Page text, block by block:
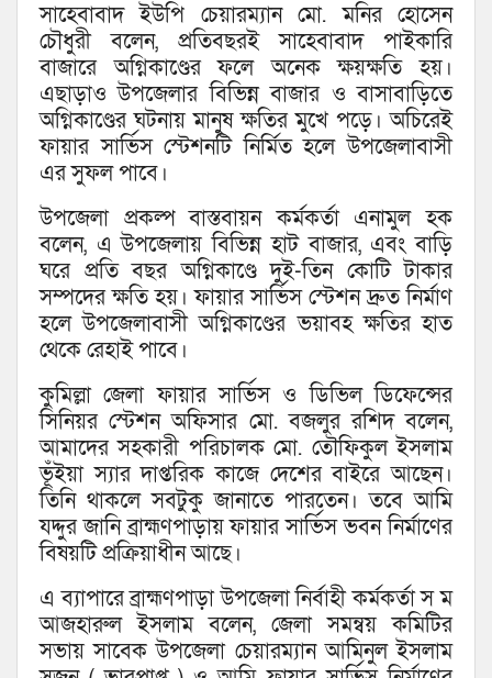
সাহেবাবাদ ইউপি চেয়ারম্যান মো. মনির হোসেন
চৌধুরী বলেন, প্রতিবছরই সাহেবাবাদ পাইকারি
বাজারে অগ্নিকাণ্ডের ফলে অনেক ক্ষয়ক্ষতি হয়।
এছাড়াও উপজেলার বিভিন্ন বাজার ও বাসাবাড়িতে
অগ্নিকাণ্ডের ঘটনায় মানুষ ক্ষতির মুখে পড়ে। অচিরেই
ফায়ার সার্ভিস স্টেশনটি নির্মিত হলে উপজেলাবাসী
এর সুফল পাবে।
উপজেলা প্রকল্প বাস্তবায়ন কর্মকর্তা এনামুল হক
বলেন, এ উপজেলায় বিভিন্ন হাট বাজার, এবং বাড়ি
ঘরে প্রতি বছর অগ্নিকাণ্ডে দুই-তিন কোটি টাকার
সম্পদের ক্ষতি হয়। ফায়ার সার্ভিস স্টেশন দ্রুত নির্মাণ
হলে উপজেলাবাসী অগ্নিকাণ্ডের ভয়াবহ ক্ষতির হাত
থেকে রেহাই পাবে।
কুমিল্লা জেলা ফায়ার সার্ভিস ও ডিভিল ডিফেন্সের
সিনিয়র স্টেশন অফিসার মো. বজলুর রশিদ বলেন,
আমাদের সহকারী পরিচালক মো. তৌফিকুল ইসলাম
ভূঁইয়া স্যার দাপ্তরিক কাজে দেশের বাইরে আছেন।
তিনি থাকলে সবটুকু জানাতে পারতেন। তবে আমি
যদ্দুর জানি ব্রাহ্মণপাড়ায় ফায়ার সার্ভিস ভবন নির্মাণের
বিষয়টি প্রক্রিয়াধীন আছে।
এ ব্যাপারে ব্রাহ্মণপাড়া উপজেলা নির্বাহী কর্মকর্তা স ম
আজহারুল ইসলাম বলেন, জেলা সমন্বয় কমিটির
সভায় সাবেক উপজেলা চেয়ারম্যান আমিনুল ইসলাম